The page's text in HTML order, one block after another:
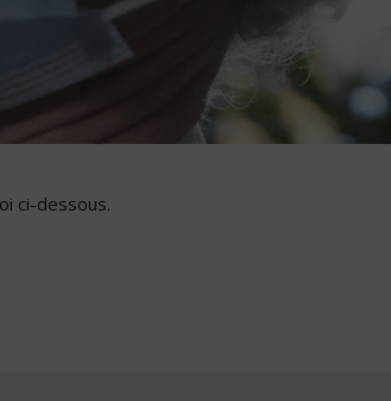
ci-dessous.